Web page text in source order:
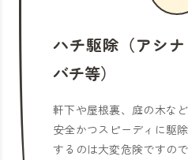
ハチ駆除（アシ
バチ等）
軒下や屋根裏、庭の木な
安全かつスピーディに駆
するのは大変危険ですの